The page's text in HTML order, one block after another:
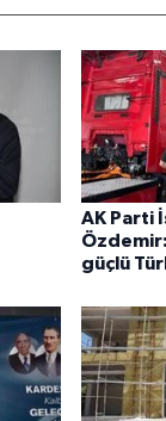
AK Parti
güçlü